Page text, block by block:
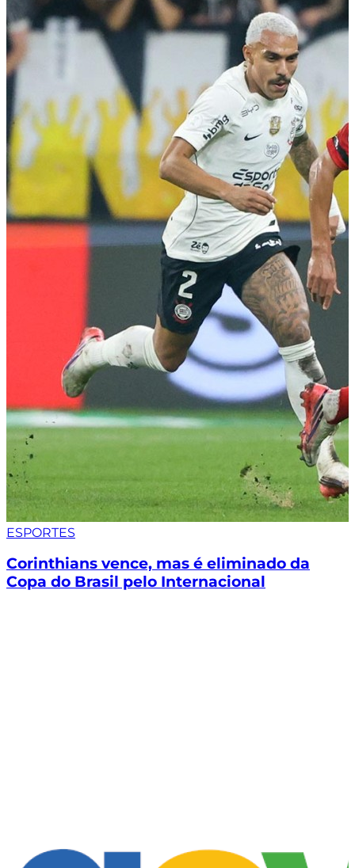
ESPORTES
Corinthians vence, mas é eliminado da
Copa do Brasil pelo Internacional